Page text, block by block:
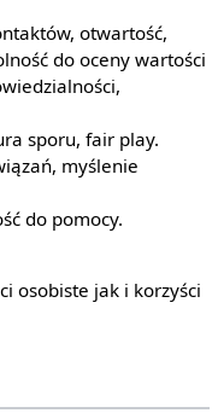
otwartość,
do oceny wartości
sporu, fair play.
myślenie
do pomocy.
osobiste jak i korzyści